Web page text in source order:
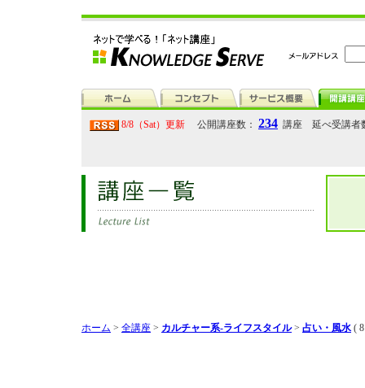
8/8（Sat）更新 公開講座数： 234 講座 延べ受講者
ホーム > 全講座 > カルチャー系-ライフスタイル> 占い・風水 (